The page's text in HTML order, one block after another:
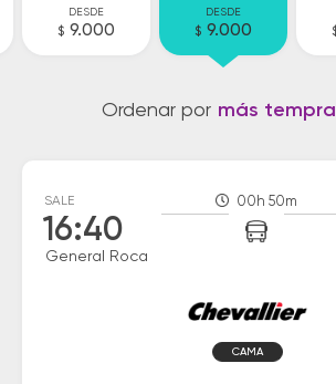
DESDE
$ 9.000
DESDE
$ 9.000
Ordenar por más
SALE
16:40
General Roca
00h 50m
CAMA